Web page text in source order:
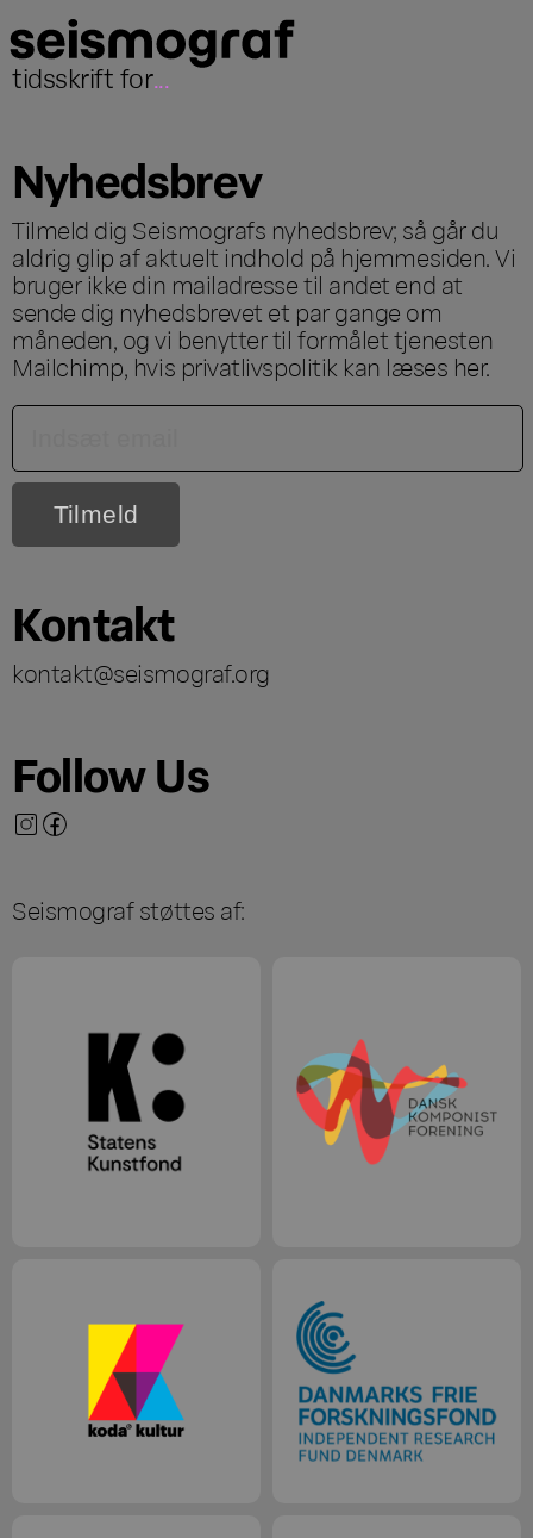
tidsskrift for...
Nyhedsbrev
Tilmeld dig Seismografs nyhedsbrev; så går du
aldrig glip af aktuelt indhold på hjemmesiden. Vi
bruger ikke din mailadresse til andet end at
sende dig nyhedsbrevet et par gange om
måneden, og vi benytter til formålet tjenesten
Mailchimp, hvis privatlivspolitik kan læses her.
Kontakt
kontakt@seismograf.org
Follow Us
Seismograf støttes af: